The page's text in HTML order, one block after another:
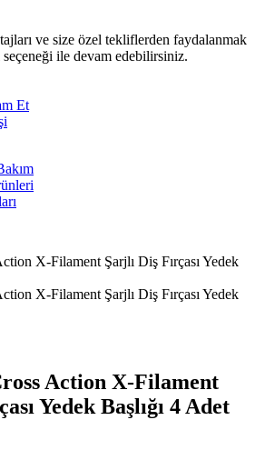
ve size özel tekliflerden faydalanmak
ile devam edebilirsiniz.
Et
Action X-Filament
Yedek Başlığı 4 Adet